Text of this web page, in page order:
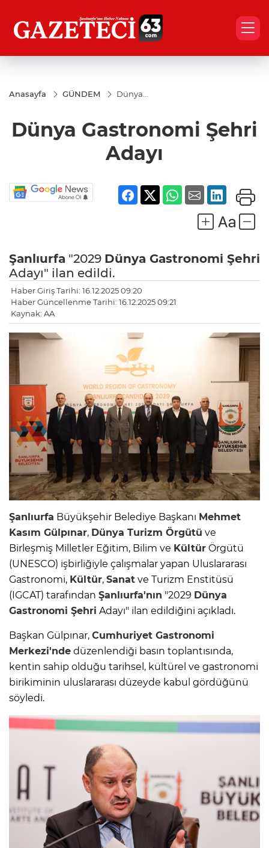
Anasayfa GÜNDEM
Dünya
Dünya Gastronomi Şehri
Adayı
Şanlıurfa "2029 Dünya Gastronomi Şehri
Adayı" ilan edildi.
Haber Giriş Tarihi: 16.12.2025 09:20
Haber Güncellenme Tarihi: 16.12.2025 09:21
Kaynak: AA
Şanlıurfa Büyükşehir Belediye Başkanı Mehmet
Kasım Gülpınar, Dünya Turizm Örgütü ve
Birleşmiş Milletler Eğitim, Bilim ve Kültür Örgütü
(UNESCO) işbirliğiyle çalışmalar yapan Uluslararası
Gastronomi, Kültür, Sanat ve Turizm Enstitüsü
(IGCAT) tarafından Şanlıurfa'nın "2029 Dünya
Gastronomi Şehri Adayı" ilan edildiğini açıkladı.
Başkan Gülpınar, Cumhuriyet Gastronomi
Merkezi'nde düzenlendiği basın toplantısında,
kentin sahip olduğu tarihsel, kültürel ve gastronomi
birikiminin uluslararası düzeyde kabul gördüğünü
söyledi.